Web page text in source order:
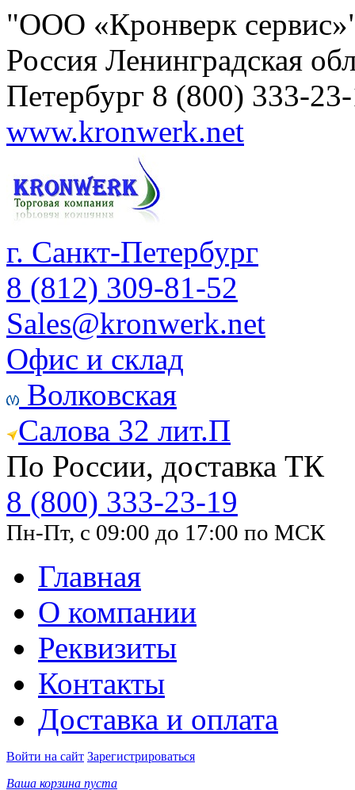
"ООО «Кронверк
Россия Ленинградская
Петербург 8 (800) 333-
www.kronwerk.net
г. Санкт-Петербург
8 (812) 309-81-52
Sales@kronwerk.net
Офис и склад
Волковская
Салова 32 лит.П
По России, доставка ТК
8 (800) 333-23-19
Пн-Пт, с 09:00 до 17:00 по МСК
Главная
О компании
Реквизиты
Контакты
Доставка и оплата
Войти на сайт Зарегистрироваться
Ваша корзина пуста